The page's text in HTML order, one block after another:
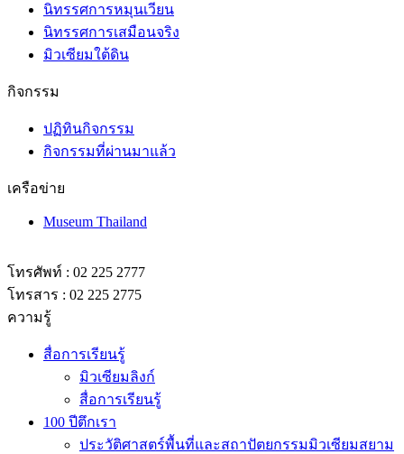
นิทรรศการหมุนเวียน
นิทรรศการเสมือนจริง
มิวเซียมใต้ดิน
กิจกรรม
ปฏิทินกิจกรรม
กิจกรรมที่ผ่านมาแล้ว
เครือข่าย
Museum Thailand
โทรศัพท์ : 02 225 2777
โทรสาร : 02 225 2775
ความรู้
สื่อการเรียนรู้
มิวเซียมลิงก์
สื่อการเรียนรู้
100 ปีตึกเรา
ประวัติศาสตร์พื้นที่และสถาปัตยกรรมมิวเซียมสยาม